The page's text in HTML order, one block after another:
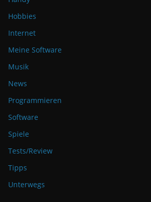
Hobbies
Internet
Meine Software
Musik
News
Programmieren
Software
Spiele
Tests/Review
Tipps
Unterwegs